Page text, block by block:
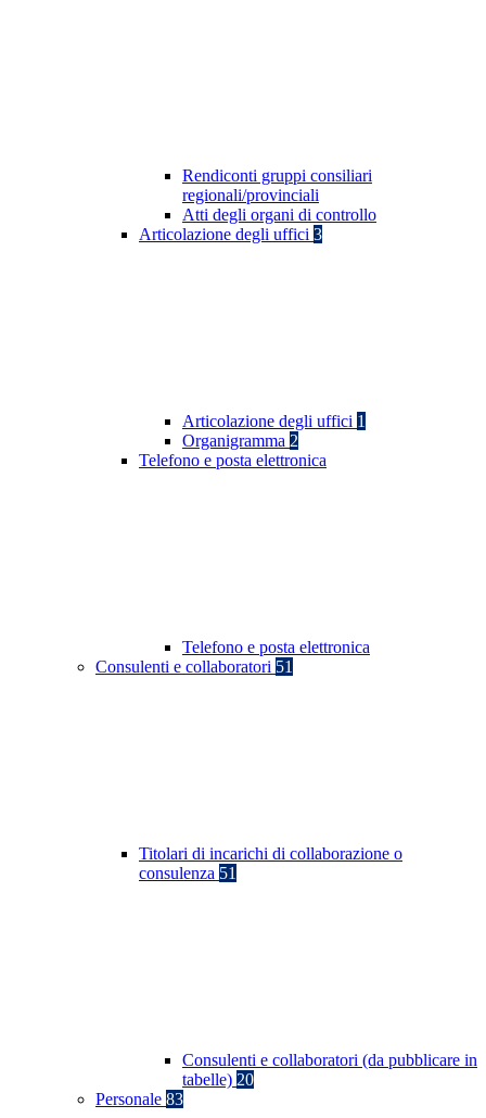
Rendiconti gruppi consiliari
regionali/provinciali
Atti degli organi di controllo
Articolazione degli uffici 3
Articolazione degli uffici 1
Organigramma 2
Telefono e posta elettronica
Telefono e posta elettronica
Consulenti e collaboratori 51
Titolari di incarichi di collaborazione o
consulenza 51
Consulenti e collaboratori (da pubblicare in
tabelle) 20
Personale 83